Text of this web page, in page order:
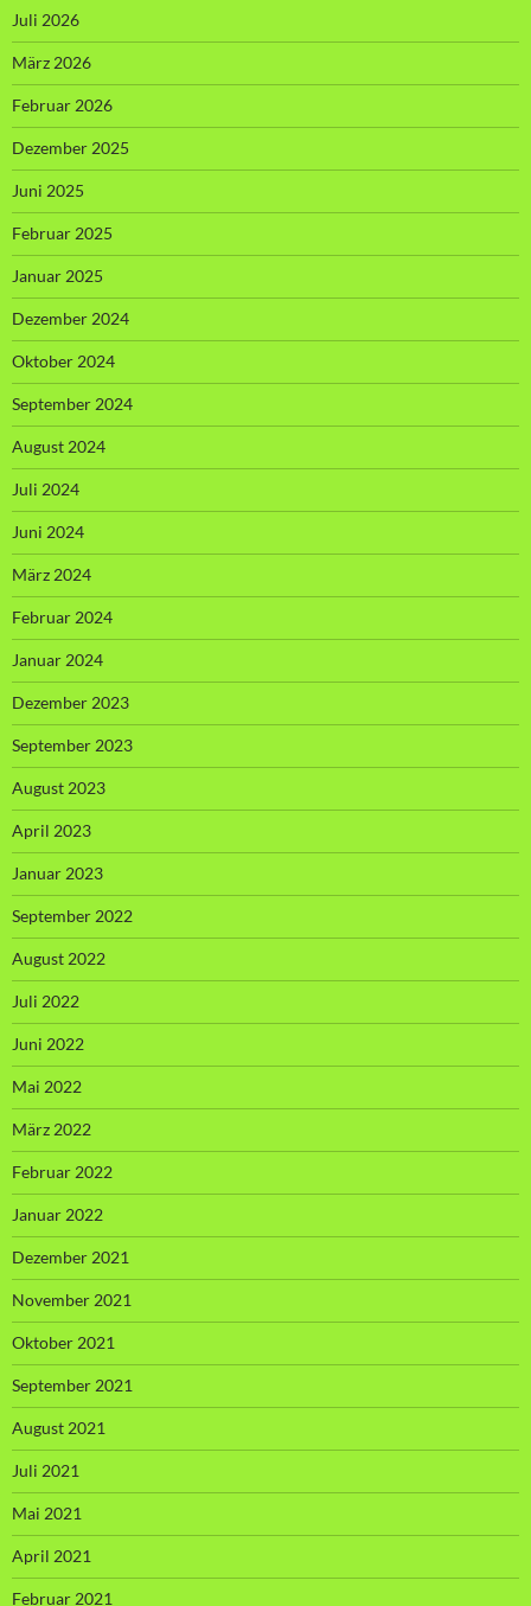
Juli 2026
März 2026
Februar 2026
Dezember 2025
Juni 2025
Februar 2025
Januar 2025
Dezember 2024
Oktober 2024
September 2024
August 2024
Juli 2024
Juni 2024
März 2024
Februar 2024
Januar 2024
Dezember 2023
September 2023
August 2023
April 2023
Januar 2023
September 2022
August 2022
Juli 2022
Juni 2022
Mai 2022
März 2022
Februar 2022
Januar 2022
Dezember 2021
November 2021
Oktober 2021
September 2021
August 2021
Juli 2021
Mai 2021
April 2021
Februar 2021